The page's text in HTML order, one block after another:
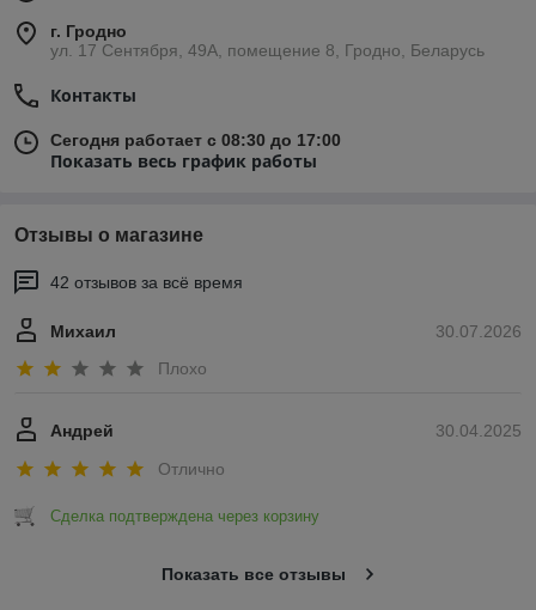
г. Гродно
ул. 17 Сентября, 49А, помещение 8, Гродно, Беларусь
Контакты
Сегодня работает с 08:30 до 17:00
Показать весь график работы
Отзывы о магазине
42 отзывов за всё время
30.07.2026
Михаил
Плохо
30.04.2025
Андрей
Отлично
Сделка подтверждена через корзину
Показать все отзывы